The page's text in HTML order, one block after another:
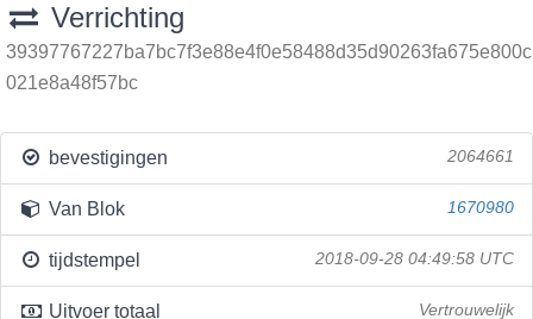
Verrichting
39397767227ba7bc7f3e88e4f0e58488d35d90263fa675e800c
021e8a48f57bc
bevestigingen 2064661
Van Blok 1670980
tijdstempel 2018-09-28 04:49:58 UTC
Uitvoer totaal Vertrouwelijk